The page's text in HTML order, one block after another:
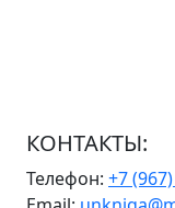
КОНТАКТЫ:
Телефон: +7